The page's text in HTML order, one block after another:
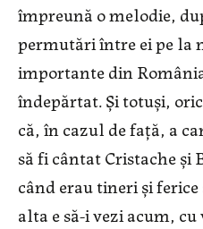
împreună o melodie,
permutări între ei pe la
importante din
îndepărtat. Și totuși,
că, în cazul de față, a
să fi cântat Cristache și
când erau tineri și
alta e să-i vezi acum,